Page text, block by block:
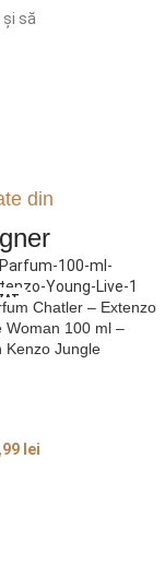
să
din
KEN
Chatler – Extenzo
Woman 100 ml –
Kenzo Jungle
lei